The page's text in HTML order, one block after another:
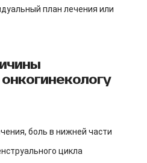
план лечения или
боль в нижней части
цикла